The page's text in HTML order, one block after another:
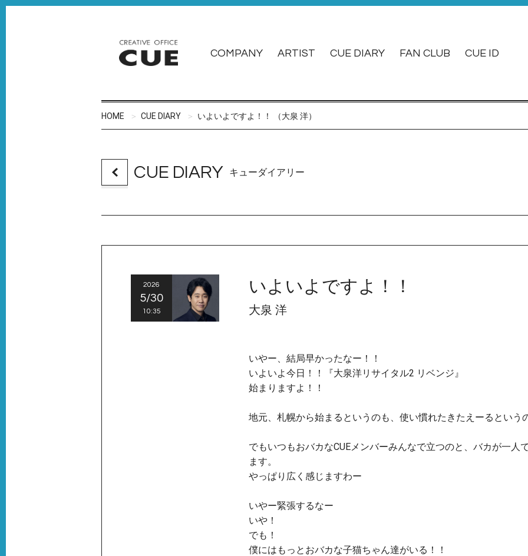
COMPANY ARTIST CUE DIARY FAN CLUB CUE ID
HOME CUE DIARY いよいよですよ！！ （大泉 洋）
CUE DIARY キューダイアリー
2026
5/30
10:35
いよいよですよ！！
大泉 洋
いやー、結局早かったなー！！
いよいよ今日！！『大泉洋リサイタル2 リベンジ』
始まりますよ！！
地元、札幌から始まるというのも、使い慣れたきたえーるという
でもいつもおバカなCUEメンバーみんなで立つのと、バカが一人
ます。
やっぱり広く感じますわー
いやー緊張するなー
いや！
でも！
僕にはもっとおバカな子猫ちゃん達がいる！！